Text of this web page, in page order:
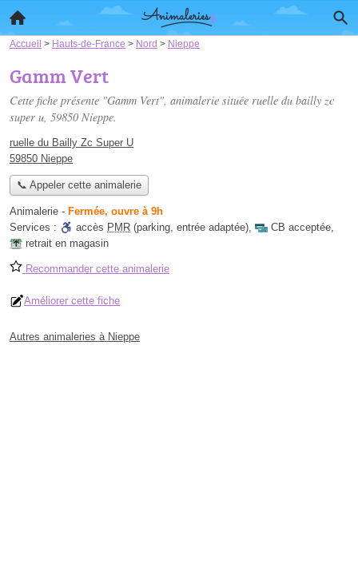
Accueil > Hauts-de-France > Nord > Nieppe
Gamm Vert
Cette fiche présente "Gamm Vert", animalerie située ruelle du bailly zc
super u, 59850 Nieppe.
ruelle du Bailly Zc Super U
59850 Nieppe
📞 Appeler cette animalerie
Animalerie - Fermée, ouvre à 9h
Services :
accès PMR (parking, entrée adaptée), CB acceptée,
retrait en magasin
Recommander cette animalerie
Améliorer cette fiche
Autres animaleries à Nieppe